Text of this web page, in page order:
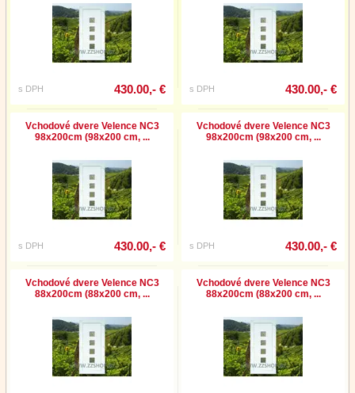
s DPH 430.00,- € s DPH 430.00,- €
Vchodové dvere Velence NC3
98x200cm (98x200 cm, ...
s DPH 430.00,- €
Vchodové dvere Velence NC3
98x200cm (98x200 cm, ...
s DPH 430.00,- €
Vchodové dvere Velence NC3
88x200cm (88x200 cm, ...
Vchodové dvere Velence NC3
88x200cm (88x200 cm, ...